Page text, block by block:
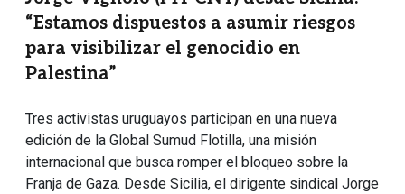
“Estamos dispuestos a asumir riesgos
para visibilizar el genocidio en
Palestina”
Tres activistas uruguayos participan en una nueva
edición de la Global Sumud Flotilla, una misión
internacional que busca romper el bloqueo sobre la
Franja de Gaza. Desde Sicilia, el dirigente sindical Jorge